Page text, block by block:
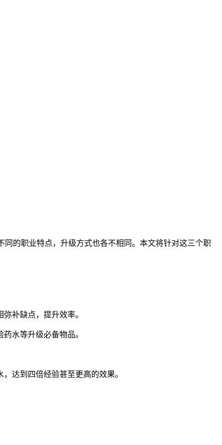
的职业特点，升级方式也各不相同。本文将针对这三个职
补缺点，提升效率。
水等升级必备物品。
达到四倍经验甚至更高的效果。